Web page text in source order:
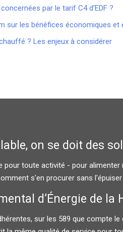
par le tarif C4 d’EDF ?
sur les bénéfices économiques et
? Les enjeux à considérer
on se doit des
pour toute activité - pour
s'en procurer sans
d’Énergie de la
sur les 589 que compte le